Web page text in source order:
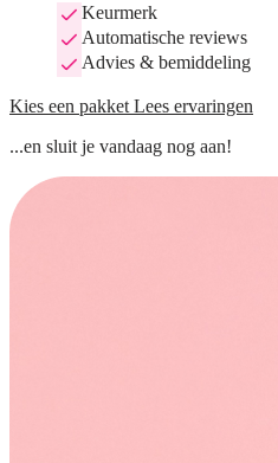
Keurmerk
Automatische reviews
Advies & bemiddeling
Kies een pakket Lees ervaringen
...en sluit je vandaag nog aan!